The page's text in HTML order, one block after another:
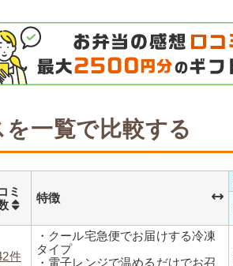
一覧で比較する
ミ
特徴
件
・クール宅急便でお届けする冷凍
タイプ
・電子レンジで温めるだけでお召